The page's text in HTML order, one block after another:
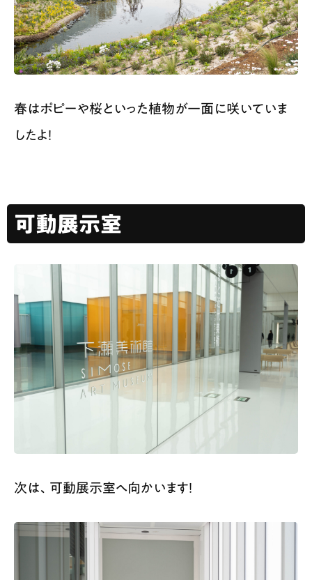
春はポピーや桜といった植物が一面に咲いていま
したよ！
可動展示室
次は、可動展示室へ向かいます！